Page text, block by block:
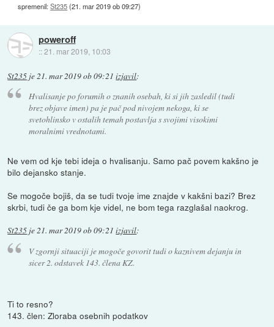
spremenil:St235(21. mar 2019 ob 09:27)
poweroff
::21. mar 2019, 10:03
St235 je21. mar 2019 ob 09:21 izjavil:
Hvalisanje po forumih o znanih osebah, ki si jih zasledil (tudi
brez objave imen) pa je pač pod nivojem nekoga, ki se
svetohlinsko v ostalih temah postavlja s svojimi visokimi
moralnimi vrednotami.
Ne vem od kje tebi ideja o hvalisanju. Samo pač povem kakšno je
bilo dejansko stanje.
Se mogoče bojiš, da se tudi tvoje ime znajde v kakšni bazi? Brez
skrbi, tudi če ga bom kje videl, ne bom tega razglašal naokrog.
St235 je21. mar 2019 ob 09:21 izjavil:
V zgornji situaciji je mogoče govorit tudi o kaznivem dejanju in
sicer 2. odstavek 143. člena KZ.
Ti to resno?
143. člen: Zloraba osebnih podatkov